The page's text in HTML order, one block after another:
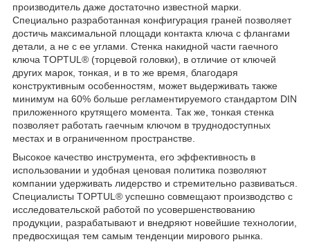
производитель даже достаточно известной марки.
Специально разработанная конфигурация граней позволяет
достичь максимальной площади контакта ключа с флангами
детали, а не с ее углами. Стенка накидной части гаечного
ключа TOPTUL® (торцевой головки), в отличие от ключей
других марок, тонкая, и в то же время, благодаря
конструктивным особенностям, может выдерживать также
минимум на 60% больше регламентируемого стандартом DIN
приложенного крутящего момента. Так же, тонкая стенка
позволяет работать гаечным ключом в труднодоступных
местах и в ограниченном пространстве.
Высокое качество инструмента, его эффективность в
использовании и удобная ценовая политика позволяют
компании удерживать лидерство и стремительно развиваться.
Специалисты TOPTUL® успешно совмещают производство с
исследовательской работой по усовершенствованию
продукции, разрабатывают и внедряют новейшие технологии,
предвосхищая тем самым тенденции мирового рынка.